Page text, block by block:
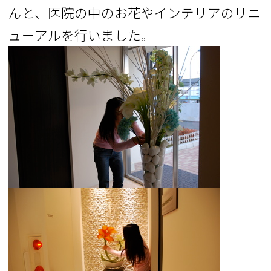
んと、医院の中のお花やインテリアのリニ
ューアルを行いました。